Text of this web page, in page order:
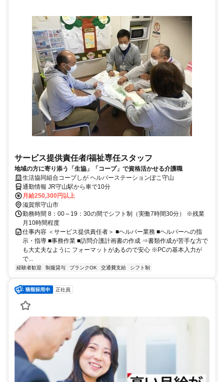
サービス提供責任者/福祉専任スタッフ
地域の方に寄り添う「生協」「コープ」で資格活かせる介護職
生活協同組合コープしが ヘルパーステーションぽこ守山
通勤情報 JR守山駅から車で10分
月給250,300円以上
滋賀県守山市
勤務時間 8：00～19：30の間でシフト制（実働7時間30分） ※残業
月10時間程度
仕事内容 ＜サービス提供責任者＞ ■ヘルパー業務 ■ヘルパーへの指
示・指導 ■事務作業 ■訪問介護計画書の作成 ⇒書類作成が苦手な方で
も大丈夫なように フォーマットがあるので安心 ※PCの基本入力が
で...
経験者歓迎 制服貸与 ブランクOK 交通費支給 シフト制
正社員